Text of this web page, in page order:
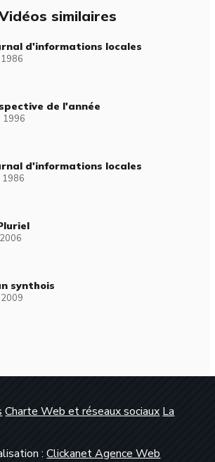
similaires
d'informations locales
1986
de l'année
1996
d'informations locales
1986
synthois
Charte Web et réseaux sociaux La
:Clickanet Agence Web